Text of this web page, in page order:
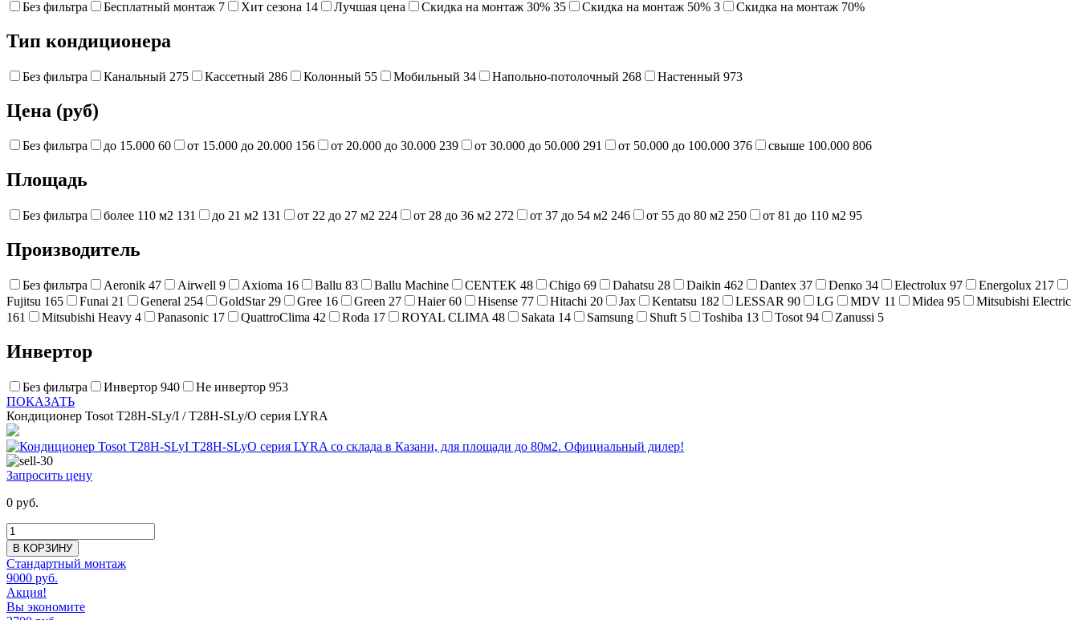
Без фильтра Бесплатный монтаж 7 Хит сезона 14 Лучшая цена Cкидка на монтаж 30% 35 Скидка на монтаж 50% 3 Cкидка на монтаж 70%
Тип кондиционера
Без фильтра Канальный 275 Кассетный 286 Колонный 55 Мобильный 34 Напольно-потолочный 268 Настенный 973
Цена (руб)
Без фильтра до 15.000 60 от 15.000 до 20.000 156 от 20.000 до 30.000 239 от 30.000 до 50.000 291 от 50.000 до 100.000 376 свыше 100.000 806
Площадь
Без фильтра более 110 м2 131 до 21 м2 131 от 22 до 27 м2 224 от 28 до 36 м2 272 от 37 до 54 м2 246 от 55 до 80 м2 250 от 81 до 110 м2 95
Производитель
Без фильтра Aeronik 47 Airwell 9 Axioma 16 Ballu 83 Ballu Machine CENTEK 48 Chigo 69 Dahatsu 28 Daikin 462 Dantex 37 Denко 34 Electrolux 97 Energolux 217
Fujitsu 165 Funai 21 General 254 GoldStar 29 Gree 16 Green 27 Haier 60 Hisense 77 Hitachi 20 Jax Kentatsu 182 LESSAR 90 LG MDV 11 Midea 95
Mitsubishi Electric
161
Mitsubishi Heavy 4 Panasonic 17 QuattroClima 42 Roda 17 ROYAL CLIMA 48 Sakata 14 Samsung Shuft 5 Toshiba 13 Tosot 94 Zanussi 5
Инвертор
Без фильтра Инвертор 940 Не инвертор 953
ПОКАЗАТЬ
Кондиционер Tosot T28H-SLy/I / T28H-SLy/O серия LYRA
Запросить цену
0 руб.
В КОРЗИНУ
Стандартный монтаж
9000 руб.
Акция!
Вы экономите